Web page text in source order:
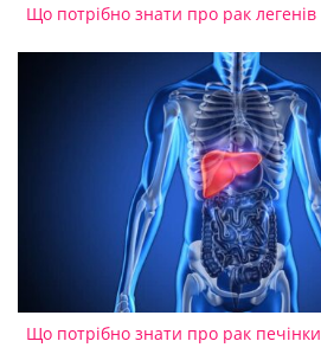
Що потрібно знати про рак легенів
Що потрібно знати про рак печінки